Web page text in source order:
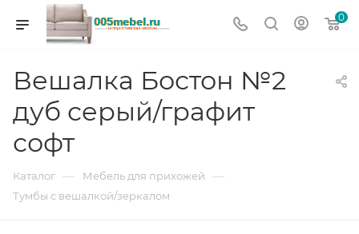
0
Вешалка Бостон №2
дуб серый/графит
софт
Каталог — Мебель для прихожей —
Тумбы с вешалкой/зеркалом